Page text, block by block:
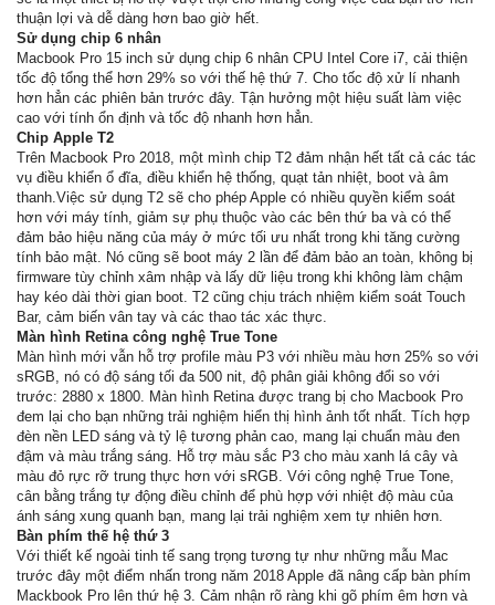
thuận lợi và dễ dàng hơn bao giờ hết.
Sử dụng chip 6 nhân
Macbook Pro 15 inch sử dụng chip 6 nhân CPU Intel Core i7, cải thiện
tốc độ tổng thể hơn 29% so với thế hệ thứ 7. Cho tốc độ xử lí nhanh
hơn hẳn các phiên bản trước đây. Tận hưởng một hiệu suất làm việc
cao với tính ổn định và tốc độ nhanh hơn hẳn.
Chip Apple T2
Trên Macbook Pro 2018, một mình chip T2 đảm nhận hết tất cả các tác
vụ điều khiển ổ đĩa, điều khiển hệ thống, quạt tản nhiệt, boot và âm
thanh.Việc sử dụng T2 sẽ cho phép Apple có nhiều quyền kiểm soát
hơn với máy tính, giảm sự phụ thuộc vào các bên thứ ba và có thể
đảm bảo hiệu năng của máy ở mức tối ưu nhất trong khi tăng cường
tính bảo mật. Nó cũng sẽ boot máy 2 lần để đảm bảo an toàn, không bị
firmware tùy chỉnh xâm nhập và lấy dữ liệu trong khi không làm chậm
hay kéo dài thời gian boot. T2 cũng chịu trách nhiệm kiểm soát Touch
Bar, cảm biến vân tay và các thao tác xác thực.
Màn hình Retina công nghệ True Tone
Màn hình mới vẫn hỗ trợ profile màu P3 với nhiều màu hơn 25% so với
sRGB, nó có độ sáng tối đa 500 nit, độ phân giải không đổi so với
trước: 2880 x 1800. Màn hình Retina được trang bị cho Macbook Pro
đem lại cho bạn những trải nghiệm hiển thị hình ảnh tốt nhất. Tích hợp
đèn nền LED sáng và tỷ lệ tương phản cao, mang lại chuẩn màu đen
đậm và màu trắng sáng. Hỗ trợ màu sắc P3 cho màu xanh lá cây và
màu đỏ rực rỡ trung thực hơn với sRGB. Với công nghệ True Tone,
cân bằng trắng tự động điều chỉnh để phù hợp với nhiệt độ màu của
ánh sáng xung quanh bạn, mang lại trải nghiệm xem tự nhiên hơn.
Bàn phím thế hệ thứ 3
Với thiết kế ngoài tinh tế sang trọng tương tự như những mẫu Mac
trước đây một điểm nhấn trong năm 2018 Apple đã nâng cấp bàn phím
Mackbook Pro lên thứ hệ 3. Cảm nhận rõ ràng khi gõ phím êm hơn và